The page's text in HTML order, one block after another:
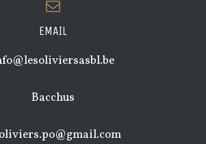
EMAIL
Bacchus